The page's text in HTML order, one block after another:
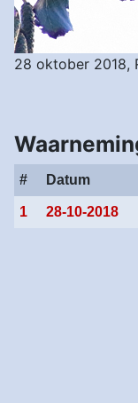
28 oktober 2018,
# Datum
1 28-10-2018